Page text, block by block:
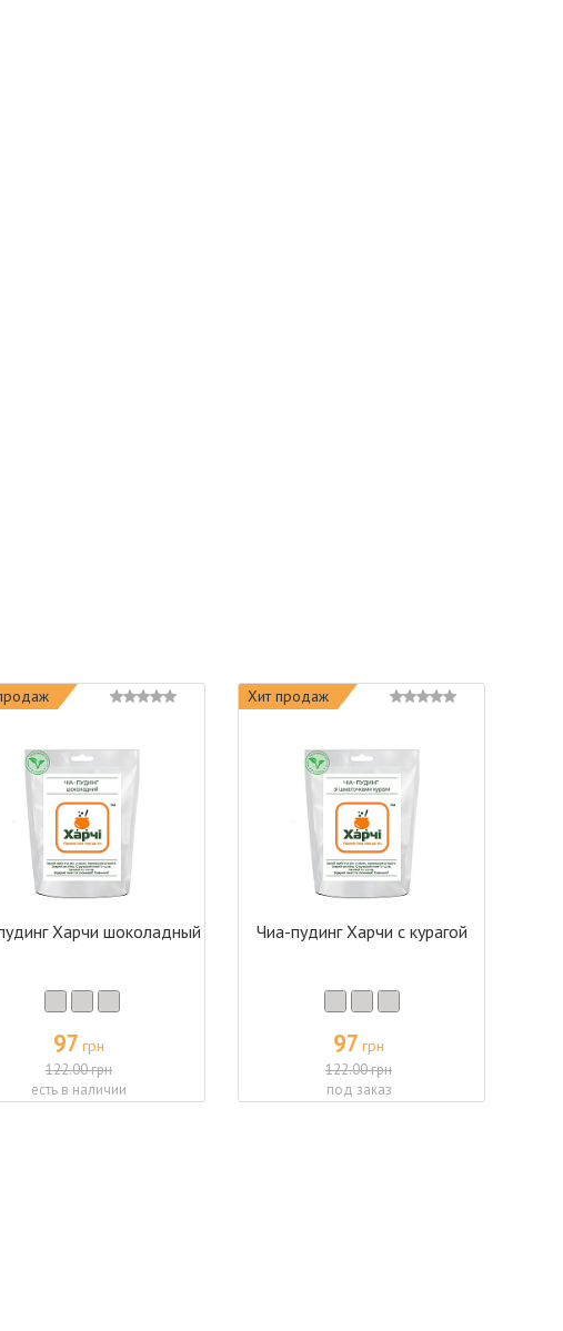
Харчи шоколадный
97 грн
122.00 грн
есть в наличии
Хит продаж
Чиа-пудинг Харчи с курагой
97 грн
122.00 грн
под заказ